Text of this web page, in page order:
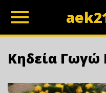
Κηδεία